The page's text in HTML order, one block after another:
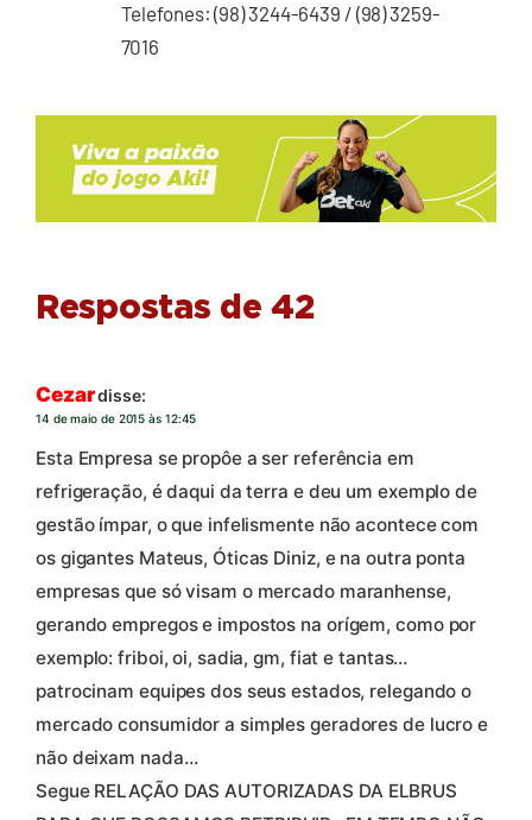
Telefones: (98) 3244-6439 / (98) 3259-
7016
Respostas de 42
Cezardisse:
14 de maio de 2015 às 12:45
Esta Empresa se propôe a ser referência em
refrigeração, é daqui da terra e deu um exemplo de
gestão ímpar, o que infelismente não acontece com
os gigantes Mateus, Óticas Diniz, e na outra ponta
empresas que só visam o mercado maranhense,
gerando empregos e impostos na orígem, como por
exemplo: friboi, oi, sadia, gm, fiat e tantas…
patrocinam equipes dos seus estados, relegando o
mercado consumidor a simples geradores de lucro e
não deixam nada…
Segue RELAÇÃO DAS AUTORIZADAS DA ELBRUS